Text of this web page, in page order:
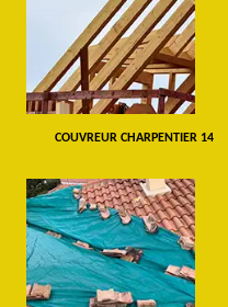
COUVREUR CHARPENTIER 14